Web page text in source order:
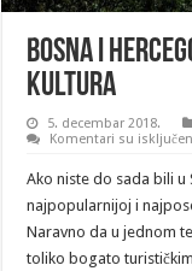
Bosna i
kultura
5. decembar 2018.
Komentari su
Ako niste do sada bili u
najpopularnijoj i
Naravno da u jednom
toliko bogato